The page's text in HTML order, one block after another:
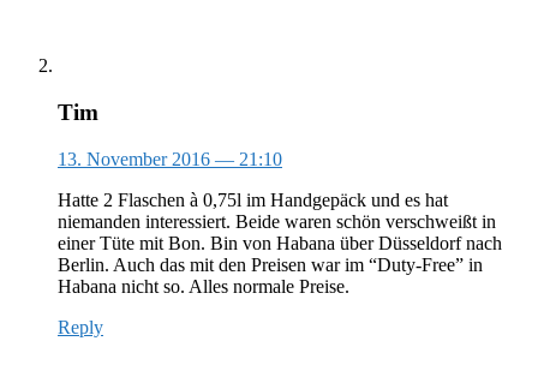
Tim
13. November 2016 — 21:10
Hatte 2 Flaschen à 0,75l im Handgepäck und es hat
niemanden interessiert. Beide waren schön verschweißt in
einer Tüte mit Bon. Bin von Habana über Düsseldorf nach
Berlin. Auch das mit den Preisen war im “Duty-Free” in
Habana nicht so. Alles normale Preise.
Reply